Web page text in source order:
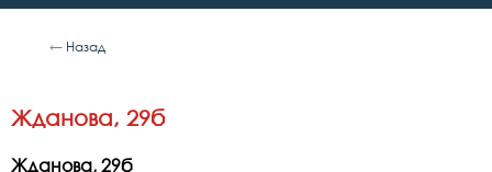
← Назад
Жданова, 29б
Жданова, 29б